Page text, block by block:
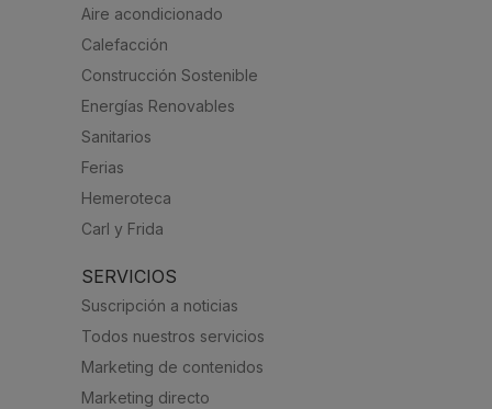
Aire acondicionado
Calefacción
Construcción Sostenible
Energías Renovables
Sanitarios
Ferias
Hemeroteca
Carl y Frida
SERVICIOS
Suscripción a noticias
Todos nuestros servicios
Marketing de contenidos
Marketing directo